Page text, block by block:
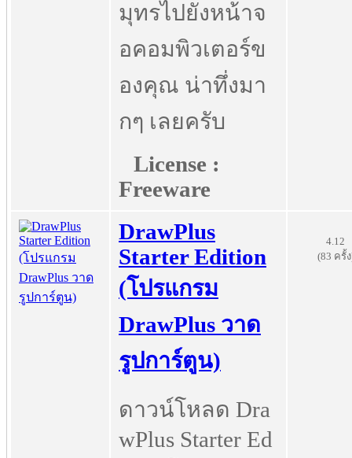
มุทรไปยังหน้าจ
อคอมพิวเตอร์ข
องคุณ น่าทึ่งมา
กๆ เลยครับ
License :
Freeware
DrawPlus
Starter Edition
(โปรแกรม
DrawPlus วาด
รูปการ์ตูน)
ดาวน์โหลด Dra
wPlus Starter Ed
4.12
(83 ครั้